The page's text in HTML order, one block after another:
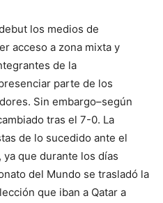
los medios de
acceso a zona mixta y
de la
parte de los
Sin embargo–según
tras el 7-0. La
de lo sucedido ante el
que durante los días
del Mundo se trasladó la
que iban a Qatar a